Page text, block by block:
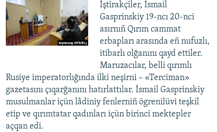
İştirakçiler, İsmail
Gasprinskiy 19-ncı 20-nci
asırnıñ Qırım cammat
erbapları arasında eñ nufuzlı,
itibarlı olğanını qayd ettiler.
Maruzacılar, belli qırımlı
Rusiye imperatorlığında ilki neşirni – «Terciman»
gazetasını çıqarğanını hatırlattılar. İsmail Gasprinskiy
musulmanlar içün lâdiniy fenlerniñ ögrenilüvi teşkil
etip ve qırımtatar qadınları içün birinci mektepler
açqan edi.